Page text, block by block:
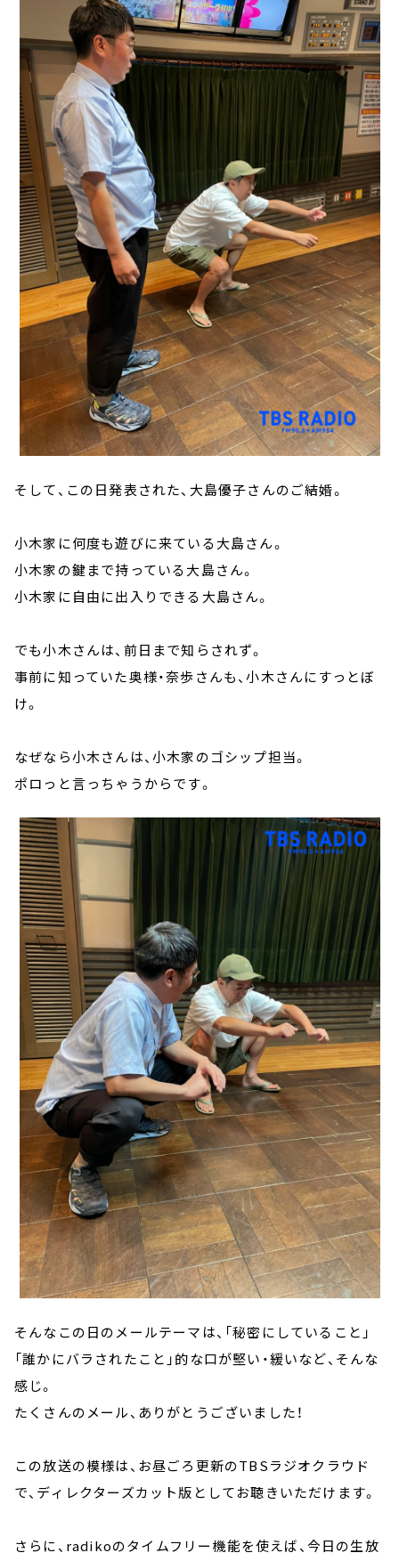
そして、この日発表された、大島優子さんのご結婚。
小木家に何度も遊びに来ている大島さん。
小木家の鍵まで持っている大島さん。
小木家に自由に出入りできる大島さん。
でも小木さんは、前日まで知らされず。
事前に知っていた奥様・奈歩さんも、小木さんにすっとぼ
け。
なぜなら小木さんは、小木家のゴシップ担当。
ポロっと言っちゃうからです。
そんなこの日のメールテーマは、「秘密にしていること」
「誰かにバラされたこと」的な口が堅い・緩いなど、そんな
感じ。
たくさんのメール、ありがとうございました！
この放送の模様は、お昼ごろ更新のTBSラジオクラウド
で、ディレクターズカット版としてお聴きいただけます。
さらに、radikoのタイムフリー機能を使えば、今日の生放